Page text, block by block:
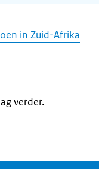
in Zuid-Afrika
verder.